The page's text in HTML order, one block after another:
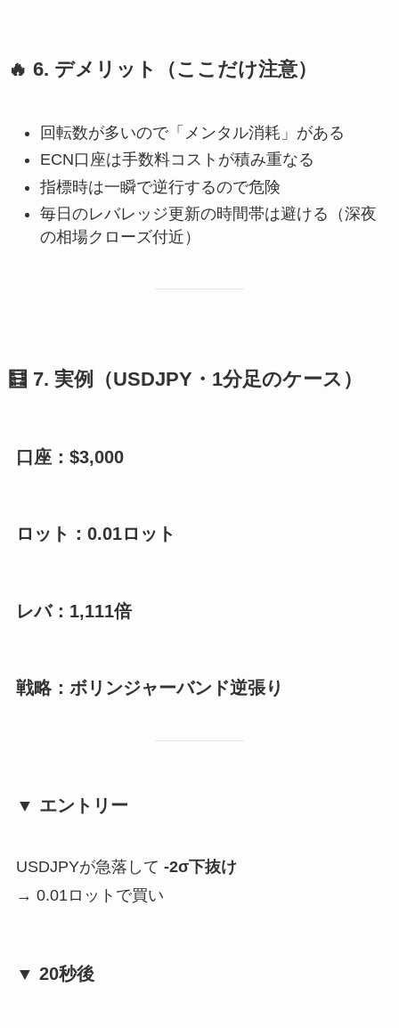
🔥 6. デメリット（ここだけ注意）
回転数が多いので「メンタル消耗」がある
ECN口座は手数料コストが積み重なる
指標時は一瞬で逆行するので危険
毎日のレバレッジ更新の時間帯は避ける（深夜
の相場クローズ付近）
🧮 7. 実例（USDJPY・1分足のケース）
口座：$3,000
ロット： 0.01ロット
レバ： 1,111倍
戦略：ボリンジャーバンド逆張り
▼ エントリー
USDJPYが急落して -2σ下抜け
→ 0.01ロットで買い
▼ 20秒後